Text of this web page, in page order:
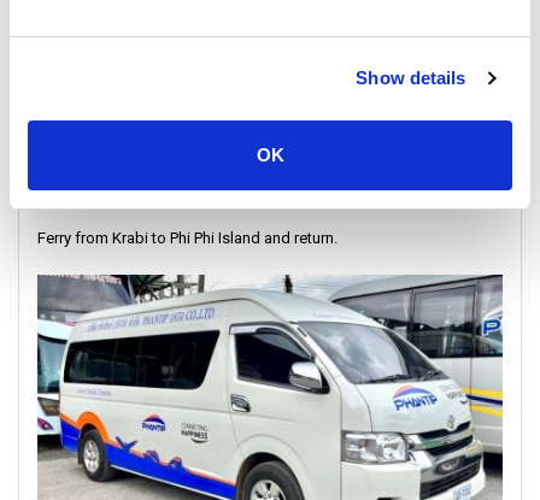
Show details
OK
Ferry from Krabi to Phi Phi Island and return.